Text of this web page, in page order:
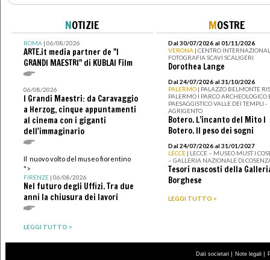
NOTIZIE
ROMA| 06/08/2026
ARTE.it media partner de "I
GRANDI MAESTRI" di KUBLAI Film
06/08/2026
I Grandi Maestri: da Caravaggio
a Herzog, cinque appuntamenti
al cinema con i giganti
dell'immaginario
Il nuovo volto del museo fiorentino
">
FIRENZE| 06/08/2026
Nel futuro degli Uffizi. Tra due
anni la chiusura dei lavori
LEGGI TUTTO >
MOSTRE
Dal 30/07/2026 al 01/11/2026
VERONA | CENTRO
FOTOGRAFIA SCAVI SCALIGERI
Dorothea Lange
Dal 24/07/2026 al 31/10/2026
PALERMO | PALAZZO BELMONTE
PALERMO I PARCO ARCHEOLOGICO
PAESAGGISTICO VALLE DEI TEMPLI -
AGRIGENTO
Botero. L’incanto del Mito I
Botero. Il peso dei sogni
Dal 24/07/2026 al 31/01/2027
LECCE | LECCE – MUSEO MUST I
– GALLERIA NAZIONALE DI
Tesori nascosti della
Borghese
LEGGI TUTTO >
Dati societari | Note legali |